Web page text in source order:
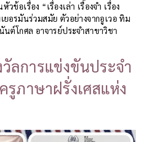
ข้อเรื่อง “เรื่องเล่า เรื่องจำ เรื่อง
ยอรมันร่วมสมัย ตัวอย่างจากอูเวอ ทิม
ต์โกศล อาจารย์ประจำสาขาวิชา
ลการแข่งขันประจำ
ภาษาฝรั่งเศสแห่ง